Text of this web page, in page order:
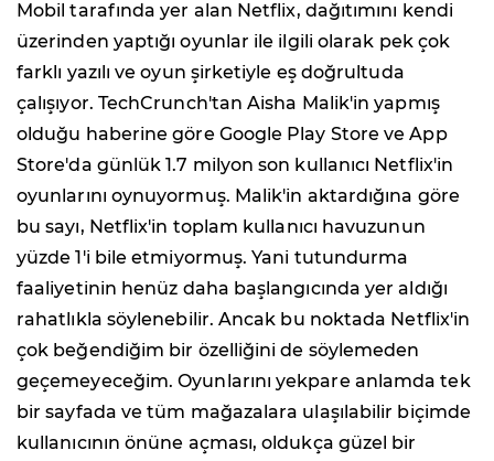
Mobil tarafında yer alan Netflix, dağıtımını kendi
üzerinden yaptığı oyunlar ile ilgili olarak pek çok
farklı yazılı ve oyun şirketiyle eş doğrultuda
çalışıyor. TechCrunch'tan Aisha Malik'in yapmış
olduğu haberine göre Google Play Store ve App
Store'da günlük 1.7 milyon son kullanıcı Netflix'in
oyunlarını oynuyormuş. Malik'in aktardığına göre
bu sayı, Netflix'in toplam kullanıcı havuzunun
yüzde 1'i bile etmiyormuş. Yani tutundurma
faaliyetinin henüz daha başlangıcında yer aldığı
rahatlıkla söylenebilir. Ancak bu noktada Netflix'in
çok beğendiğim bir özelliğini de söylemeden
geçemeyeceğim. Oyunlarını yekpare anlamda tek
bir sayfada ve tüm mağazalara ulaşılabilir biçimde
kullanıcının önüne açması, oldukça güzel bir